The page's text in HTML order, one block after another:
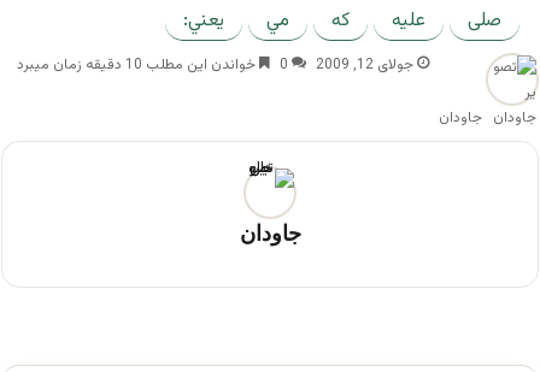
صلى
عليه که مي يعني:
جاودان
جولای 12, 2009 0 خواندن این مطلب 10 دقیقه زمان میبرد
جاودان